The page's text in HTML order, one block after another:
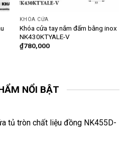
KHÓA CỬA
Khóa cửa tay nắm đấm bằng inox
NK430KTYALE-V
₫780,000
NỔI BẬT
tủ tròn chất liệu đồng NK455D-